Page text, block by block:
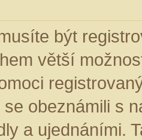
být
větší
obeznámili s
a ujednáními.